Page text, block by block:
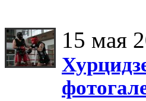
15 мая